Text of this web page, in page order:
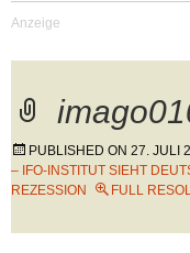
PUBLISHED ON 27. JULI
– IFO-INSTITUT SIEHT
REZESSION
FULL